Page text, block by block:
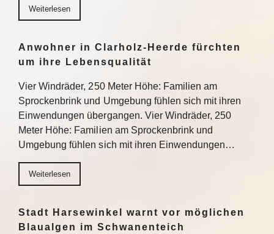
Weiterlesen
Anwohner in Clarholz-Heerde fürchten
um ihre Lebensqualität
Vier Windräder, 250 Meter Höhe: Familien am
Sprockenbrink und Umgebung fühlen sich mit ihren
Einwendungen übergangen. Vier Windräder, 250
Meter Höhe: Familien am Sprockenbrink und
Umgebung fühlen sich mit ihren Einwendungen…
Weiterlesen
Stadt Harsewinkel warnt vor möglichen
Blaualgen im Schwanenteich